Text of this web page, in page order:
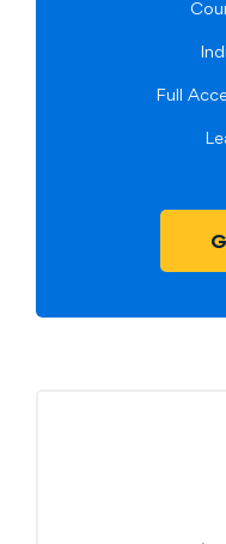
Full